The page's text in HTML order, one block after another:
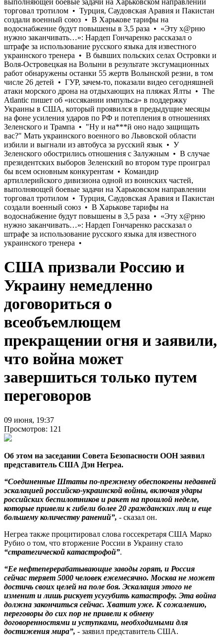
США призвали Россию и
Украину немедленно
договориться о
всеобъемлющем
прекращении огня и заявили,
что война может
завершиться только путем
переговоров
09 июня, 19:37
Просмотров: 121
Об этом на заседании Совета Безопасности ООН заявил
представитель США Дэн Негреа.
“Соединенные Штаты по-прежнему обеспокоены недавней
эскалацией российско-украинской войны, включая удары
российских беспилотников и ракет на прошлой неделе,
которые привели к гибели более 20 гражданских лиц и еще
большему количеству ранений”, - сказал он.
Негреа также процитировал слова госсекретаря США Марко
Рубио о том, что вторжение России в Украину стало
“стратегической катастрофой”.
“Ее нефтеперерабатывающие заводы горят, и Россия
сейчас теряет 5000 человек ежемесячно. Москва не может
достичь своих целей на поле боя. Эскалация этого не
изменит и лишь рискует усугубить катастрофу. Эта война
должна закончиться сейчас. Хватит уже. К сожалению,
переговоры до сих пор не привели к обмену
договоренностями и уступками, необходимыми для
достижения мира”, - заявил представитель США.